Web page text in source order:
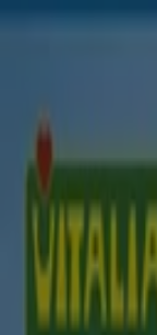
Schnäppchen
und Accessoires
Parfümerie
Gartencenter
und BabyAuto,